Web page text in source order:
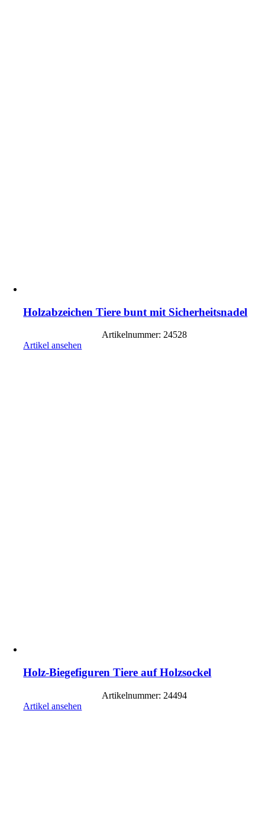
Holzabzeichen Tiere bunt mit Sicherheitsnadel
Artikelnummer: 24528
Artikel ansehen
Holz-Biegefiguren Tiere auf Holzsockel
Artikelnummer: 24494
Artikel ansehen